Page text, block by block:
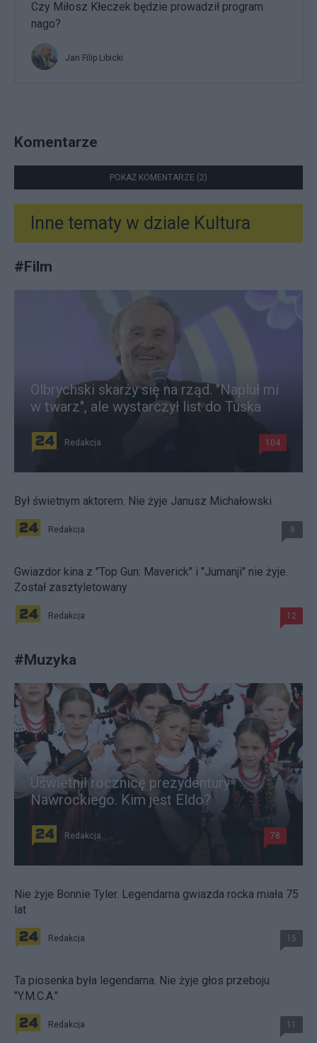
Czy Miłosz Kłeczek będzie prowadził program
nago?
Jan Filip Libicki
Komentarze
POKAŻ KOMENTARZE (2)
Inne tematy w dziale Kultura
#Film
Olbrychski skarży się na rząd. "Napluł mi
w twarz", ale wystarczył list do Tuska
Redakcja 104
Był świetnym aktorem. Nie żyje Janusz Michałowski
Redakcja 8
Gwiazdor kina z "Top Gun: Maverick" i "Jumanji" nie żyje.
Został zasztyletowany
Redakcja 12
#Muzyka
Uświetnił rocznicę prezydentury
Nawrockiego. Kim jest Eldo?
Redakcja 78
Nie żyje Bonnie Tyler. Legendarna gwiazda rocka miała 75
lat
Redakcja 15
Ta piosenka była legendarna. Nie żyje głos przeboju
"Y.M.C.A."
Redakcja 11